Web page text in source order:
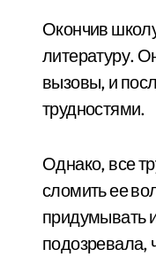
Окончив
литературу.
вызовы, и
трудностями.
Однако, все
сломить ее
придумывать
подозревала,